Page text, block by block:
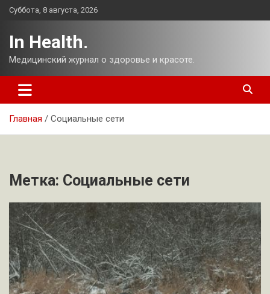
Перейти
Суббота, 8 августа, 2026
In Health.
Медицинский журнал о здоровье и красоте.
Главная Социальные сети
Метка: Социальные сети